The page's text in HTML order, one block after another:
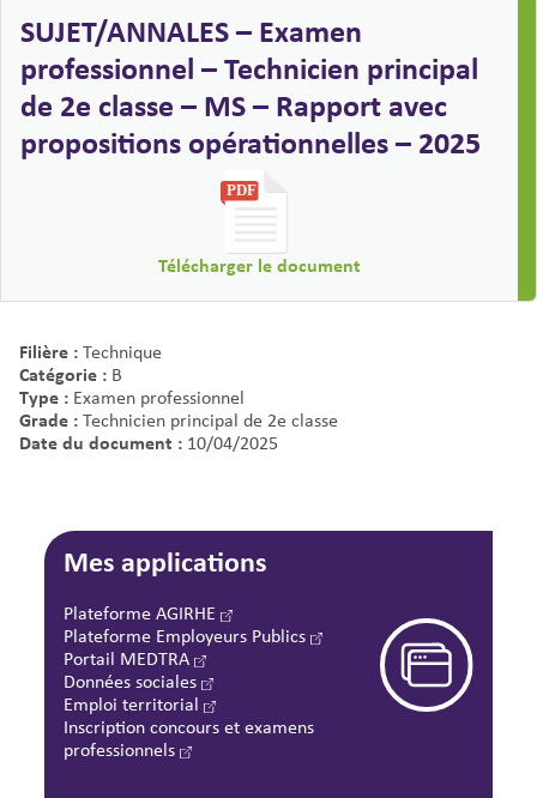
SUJET/ANNALES – Examen
professionnel – Technicien principal
de 2e classe – MS – Rapport avec
propositions opérationnelles – 2025
Télécharger le document
Filière :Technique
Catégorie : B
Type : Examen professionnel
Grade :Technicien principal de 2e classe
Date du document : 10/04/2025
Mes applications
Plateforme AGIRHE
Plateforme Employeurs Publics
Portail MEDTRA
Données sociales
Emploi territorial
Inscription concours et examens
professionnels